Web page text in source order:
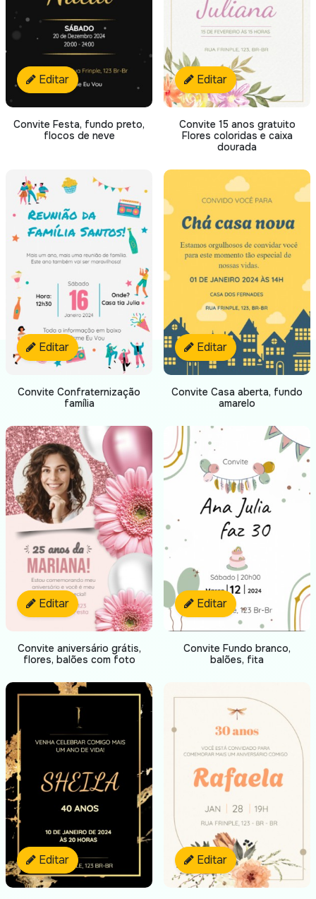
Editar
Convite Festa, fundo preto,
flocos de neve
Editar
Convite 15 anos gratuito
Flores coloridas e caixa
dourada
Editar
Convite Confraternização
família
Editar
Convite Casa aberta, fundo
amarelo
Editar
Convite aniversário grátis,
flores, balões com foto
Editar
Convite Fundo branco,
balões, fita
Editar Editar